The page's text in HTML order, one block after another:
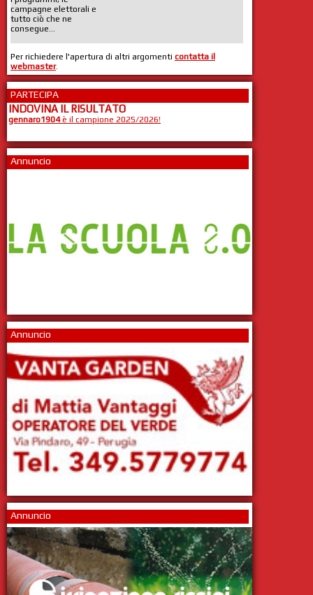
campagne elettorali e
tutto ciò che ne
consegue...
Per richiedere l'apertura di altri argomenti contatta il
webmaster.
PARTECIPA
INDOVINA IL RISULTATO
gennaro1904è il campione 2025/2026!
Annuncio
Annuncio
Annuncio